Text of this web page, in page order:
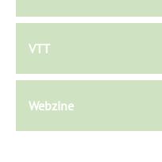
VTT
Webzine